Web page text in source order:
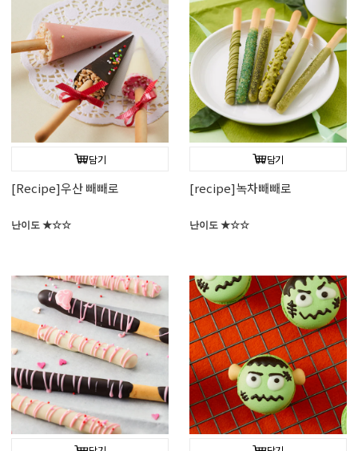
담기
[Recipe]우산 빼빼로
난이도 ★☆☆
담기
[recipe]녹차빼빼로
난이도 ★☆☆